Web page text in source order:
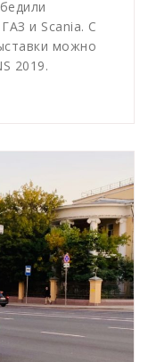
и Scania. С
можно
2019.